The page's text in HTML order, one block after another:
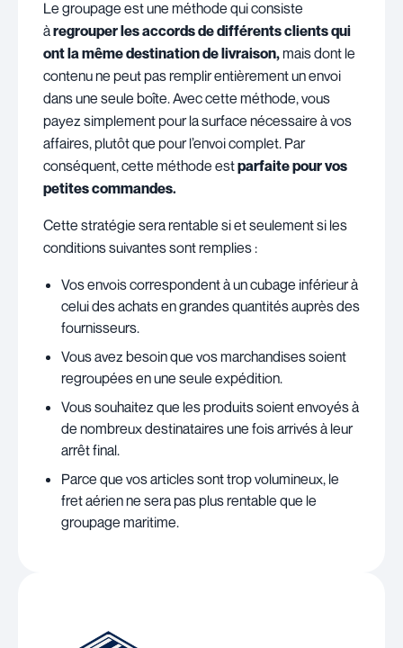
Le groupage est une méthode qui consiste
àregrouper les accords de différents clients qui
ont la même destination de livraison,mais dont le
contenu ne peut pas remplir entièrement un envoi
dans une seule boîte. Avec cette méthode, vous
payez simplement pour la surface nécessaire à vos
affaires, plutôt que pour l’envoi complet. Par
conséquent, cette méthode estparfaite pour vos
petites commandes.
Cette stratégie sera rentable si et seulement si les
conditions suivantes sont remplies :
Vos envois correspondent à un cubage inférieur à
celui des achats en grandes quantités auprès des
fournisseurs.
Vous avez besoin que vos marchandises soient
regroupées en une seule expédition.
Vous souhaitez que les produits soient envoyés à
de nombreux destinataires une fois arrivés à leur
arrêt final.
Parce que vos articles sont trop volumineux, le
fret aérien ne sera pas plus rentable que le
groupage maritime.